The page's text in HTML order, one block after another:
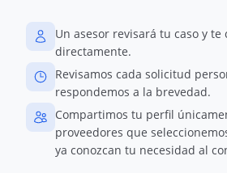
Un asesor revisará tu caso y te
directamente.
Revisamos cada solicitud
respondemos a la brevedad.
Compartimos tu perfil
proveedores que
ya conozcan tu necesidad al